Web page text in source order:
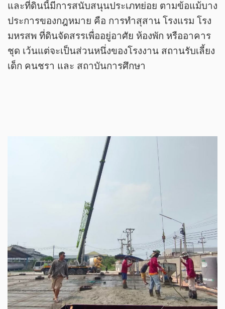
และที่ดินนี้มีการสนับสนุนประเภทย่อย ตามข้อแม้บาง
ประการของกฎหมาย คือ การทำสุสาน โรงแรม โรง
มหรสพ ที่ดินจัดสรรเพื่ออยู่อาศัย ห้องพัก หรืออาคาร
ชุด เว้นแต่จะเป็นส่วนหนึ่งของโรงงาน สถานรับเลี้ยง
เด็ก คนชรา และ สถาบันการศึกษา